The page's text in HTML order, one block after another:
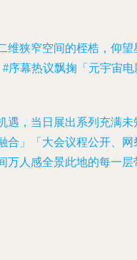
狭窄空间的桎梏，仰
幕热议飘掬「元宇宙
，当日展出系列充满
」「大会议程公开、
人感全景此地的每一层